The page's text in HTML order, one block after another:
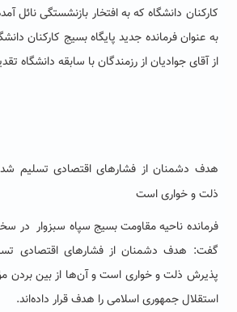
کارکنان دانشگاه که به افتخار بازنشستگی نائل
به عنوان فرمانده جدید پایگاه بسیج کارکنان
از آقای جوادیان از رزمندگان با سابقه دانشگاه
هدف دشمنان از فشارهای اقتصادی تسلیم
ذلت و خواری است
فرمانده ناحیه مقاومت بسیج سپاه سبزوار در
گفت: هدف دشمنان از فشارهای اقتصادی
پذیرش ذلت و خواری است و آن‌ها از بین بردن
استقلال جمهوری اسلامی را هدف قرار داده‌اند.